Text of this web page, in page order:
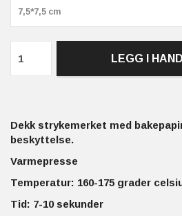
7,5*7,5 cm
LEGG I
Dekk strykemerket med
beskyttelse.
Varmepresse
Temperatur: 160-175 grader
Tid: 7-10 sekunder